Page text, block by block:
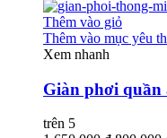
Thêm vào giỏ
Thêm vào mục yêu
Xem nhanh
Giàn phơi quần
trên 5